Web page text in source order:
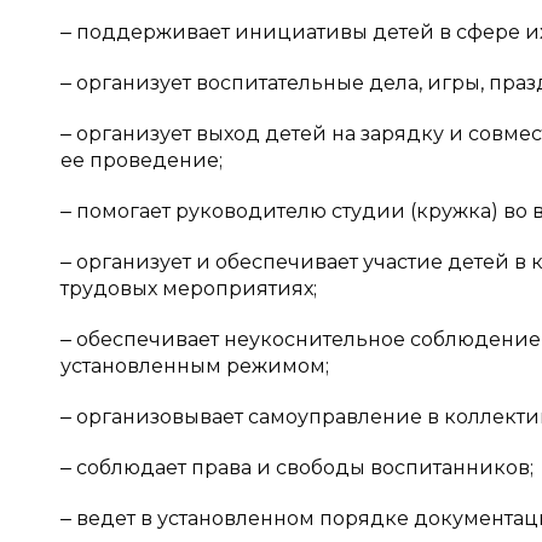
‒ поддерживает инициативы детей в сфере
‒ организует воспитательные дела, игры,
‒ организует выход детей на зарядку и
ее проведение;
‒ помогает руководителю студии (кружка) во
‒ организует и обеспечивает участие детей
трудовых мероприятиях;
‒ обеспечивает неукоснительное
установленным режимом;
‒ организовывает самоуправление в
‒ соблюдает права и свободы воспитанников;
‒ ведет в установленном порядке